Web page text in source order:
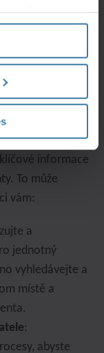
aby rostla s
kapacity
jako je
požadavkům.
a
pacientů,
informace
To může
vám:
a
jednotný
vyhledávejte a
místě a
:
abyste